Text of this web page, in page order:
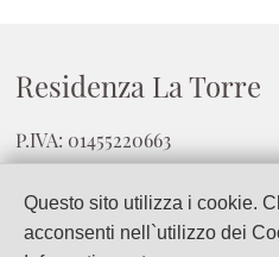
Questo sito utilizza i cookie.
acconsenti nell`utilizzo dei
Residenza La Torre
P.IVA: 01455220663
67020
Santo Stefano di Sessanio( Aq)